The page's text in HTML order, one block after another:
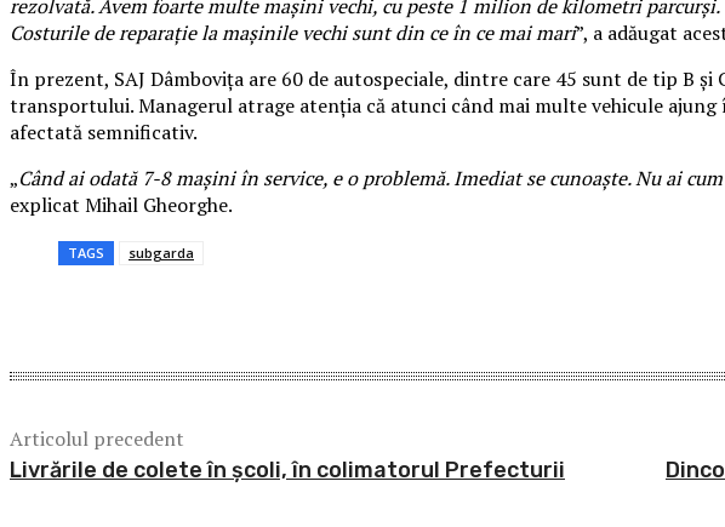
rezolvată. Avem foarte multe mașini vechi, cu peste 1 milion de kilometri
Costurile de reparație la mașinile vechi sunt din ce în ce mai mari”, a adăugat
În prezent, SAJ Dâmbovița are 60 de autospeciale, dintre care 45 sunt de tip B
transportului. Managerul atrage atenția că atunci când mai multe vehicule ajung
afectată semnificativ.
„Când ai odată 7-8 mașini în service, e o problemă. Imediat se cunoaște. Nu ai
explicat Mihail Gheorghe.
TAGS subgarda
Articolul precedent
Livrările de colete în școli, în colimatorul Prefecturii